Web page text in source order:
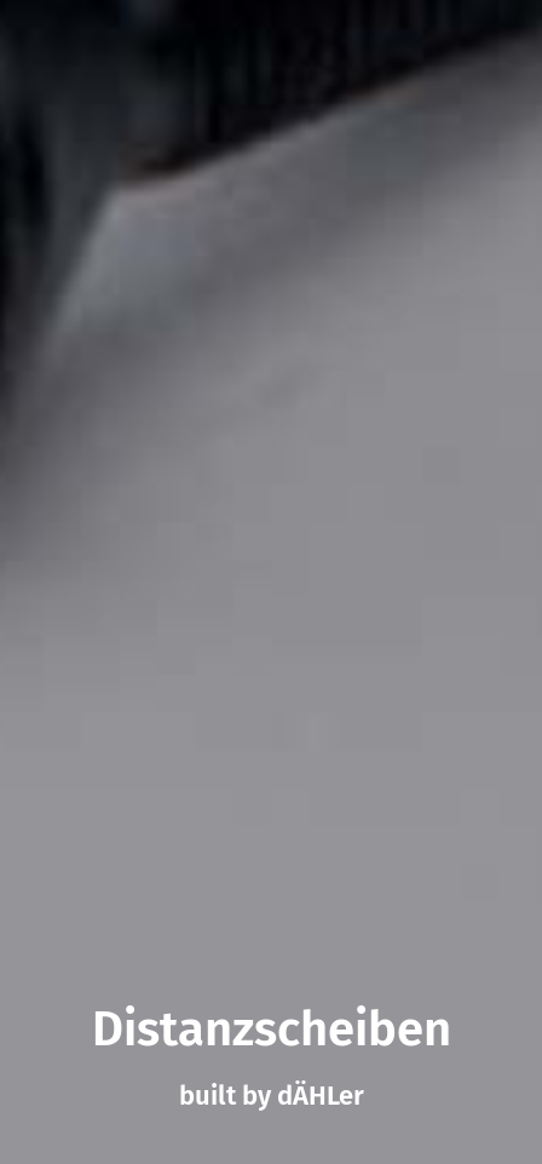
Distanzscheiben
built by dÄHLer